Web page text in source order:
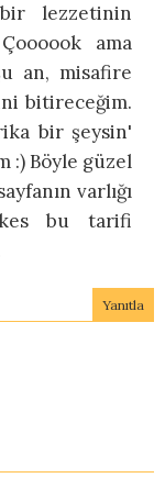
lezzetinin
ama
an, misafire
bitireceğim.
bir şeysin'
:) Böyle güzel
varlığı
bu tarifi
Yanıtla